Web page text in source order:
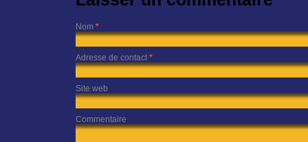
Nom *
Adresse de contact *
Site web
Commentaire